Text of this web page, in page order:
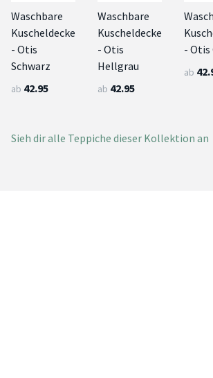
Waschbare
Kuscheldecke
- Otis
Schwarz
ab 42.95
Waschbare
Kuscheldecke
- Otis
Hellgrau
ab 42.95
- Otis
ab
Sieh dir alle Teppiche dieser Kollektion an